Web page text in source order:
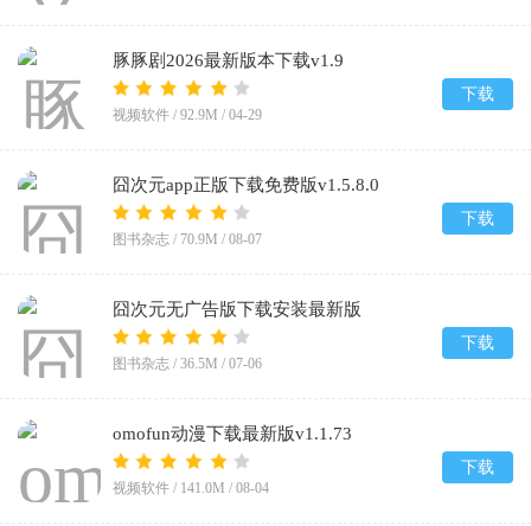
豚豚剧2026最新版本下载v1.9
视频软件 / 92.9M / 04-29
下载
囧次元app正版下载免费版v1.5.8.0
图书杂志 / 70.9M / 08-07
下载
囧次元无广告版下载安装最新版
2026v1.5.8.0
图书杂志 / 36.5M / 07-06
下载
omofun动漫下载最新版v1.1.73
视频软件 / 141.0M / 08-04
下载